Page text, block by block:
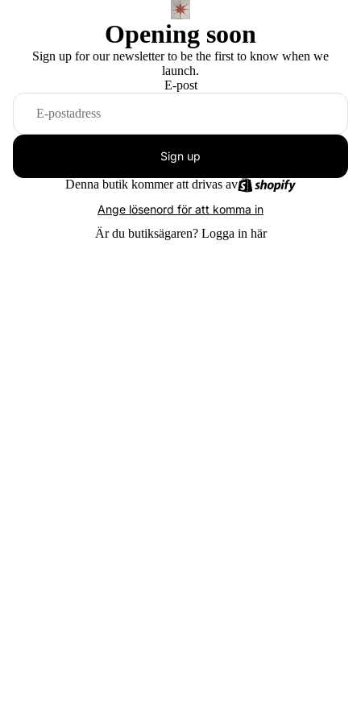
Opening soon
Sign up for our newsletter to be the first to know when we
launch.
E-post
Sign up
Denna butik kommer att drivas av
Ange lösenord för att komma in
Är du butiksägaren? Logga in här